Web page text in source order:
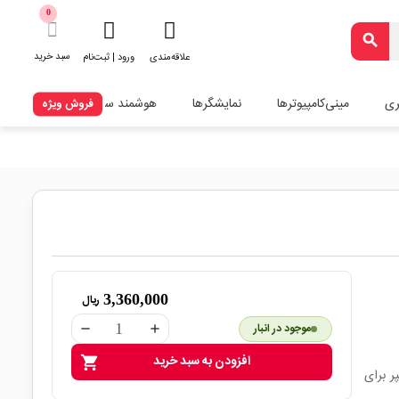
search
علاقه‌مندی ورود | ثبت‌نام
0
سبد خرید
مینی‌کامپیوترها نمایشگرها هوشمند سازیفروش ویژه
با امکان جریان کشی ماکزیمم 10 آمپر برای
3,360,000 ریال
remove add موجود در انبار
shopping_cart افزودن به سبد خرید